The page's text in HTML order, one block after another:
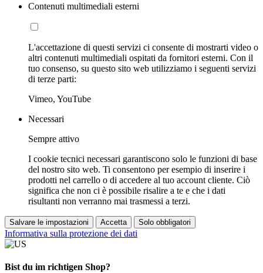
Contenuti multimediali esterni
L'accettazione di questi servizi ci consente di mostrarti video o
altri contenuti multimediali ospitati da fornitori esterni. Con il
tuo consenso, su questo sito web utilizziamo i seguenti servizi
di terze parti:
Vimeo, YouTube
Necessari
Sempre attivo
I cookie tecnici necessari garantiscono solo le funzioni di base
del nostro sito web. Ti consentono per esempio di inserire i
prodotti nel carrello o di accedere al tuo account cliente. Ciò
significa che non ci è possibile risalire a te e che i dati
risultanti non verranno mai trasmessi a terzi.
Salvare le impostazioni Accetta Solo obbligatori
Informativa sulla protezione dei dati
Bist du im richtigen Shop?